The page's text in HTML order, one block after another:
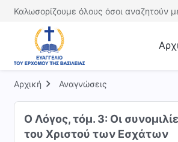
Καλωσορίζουμε όλους όσοι αναζητούν
Αρχική Αναγνώσεις
Ο Λόγος, τόμ. 3: Οι
του Χριστού των Εσχάτων
την άσκηση της αλήθειας
Λόγια σχετικά με την αναζήτηση
την άσκηση της αλήθειας
Λόγια σχετικά με την αναζήτηση
την άσκηση της αλήθειας
12)